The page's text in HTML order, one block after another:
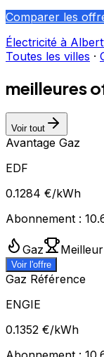
Comparer les
Électricité à
Toutes les villes ·
meilleures
Voir tout
Avantage Gaz
EDF
0.1284 €/kWh
Abonnement :
Gaz
Voir l'offre
Gaz Référence
ENGIE
0.1352 €/kWh